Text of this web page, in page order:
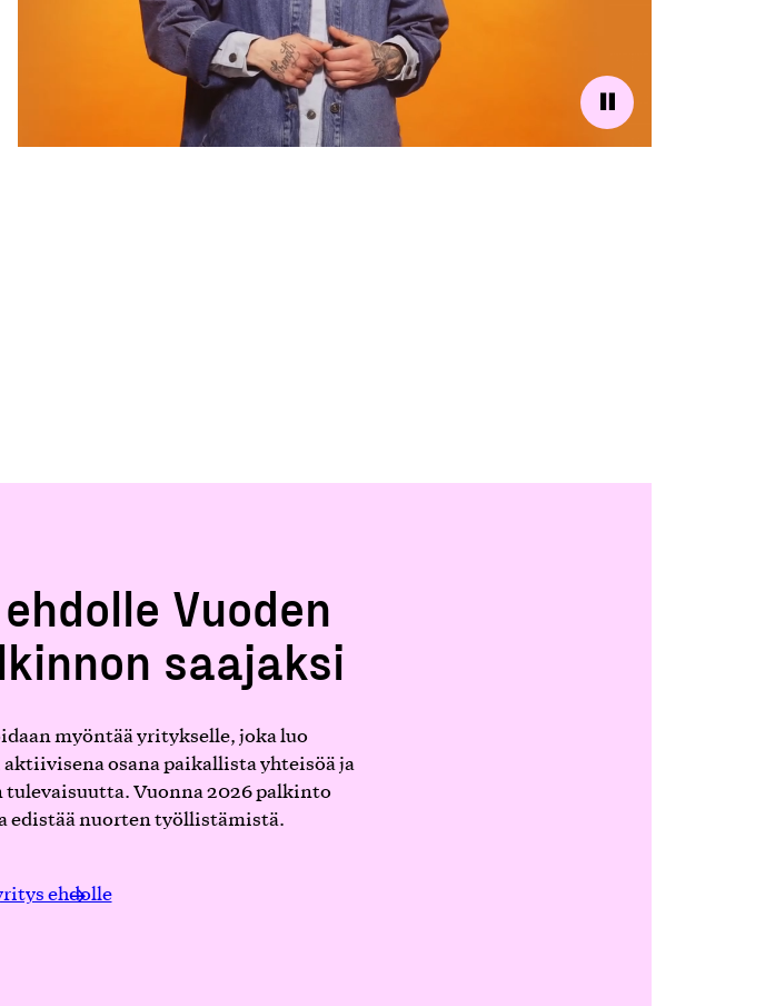
Vuoden
saajaksi
myöntää yritykselle, joka luo
osana paikallista yhteisöä ja
tulevaisuutta. Vuonna 2026 palkinto
edistää nuorten työllistämistä.
ehdolle